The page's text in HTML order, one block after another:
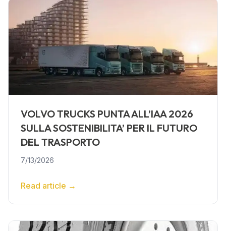
VOLVO TRUCKS PUNTA ALL’IAA 2026
SULLA SOSTENIBILITA’ PER IL FUTURO
DEL TRASPORTO
7/13/2026
Read article →